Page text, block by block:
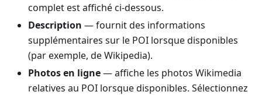
complet est affiché ci-dessous.
Description — fournit des informations
supplémentaires sur le POI lorsque disponibles
(par exemple, de Wikipedia).
Photos en ligne— affiche les photos Wikimedia
relatives au POI lorsque disponibles. Sélectionnez